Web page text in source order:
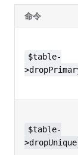
命令
$table-
$table-